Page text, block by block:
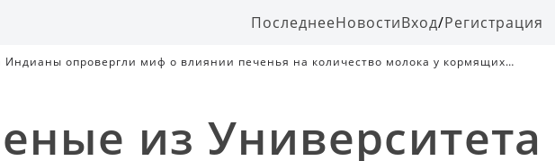
ПоследнееНовостиВход/Регистрация
Индианы опровергли миф о влиянии печенья на количество молока у кормящих
из Университета